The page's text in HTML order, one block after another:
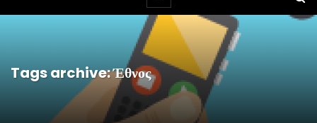
Tags archive: Έθνος